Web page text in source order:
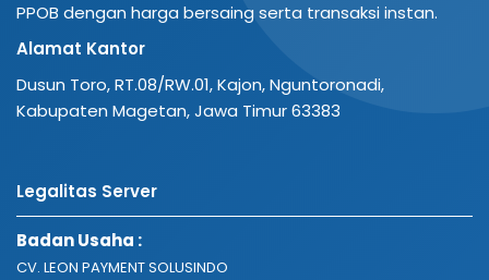
PPOB dengan harga bersaing serta transaksi instan.
Alamat Kantor
Dusun Toro, RT.08/RW.01, Kajon, Nguntoronadi,
Kabupaten Magetan, Jawa Timur 63383
Legalitas Server
Badan Usaha :
CV. LEON PAYMENT SOLUSINDO